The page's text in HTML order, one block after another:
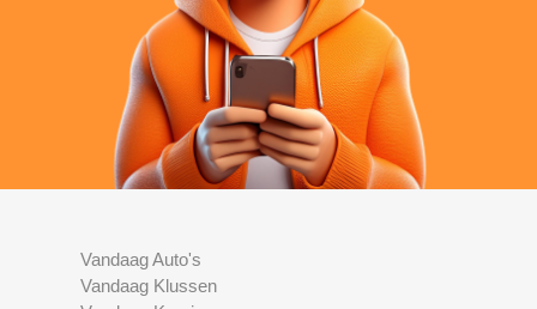
Vandaag Auto's
Vandaag Klussen